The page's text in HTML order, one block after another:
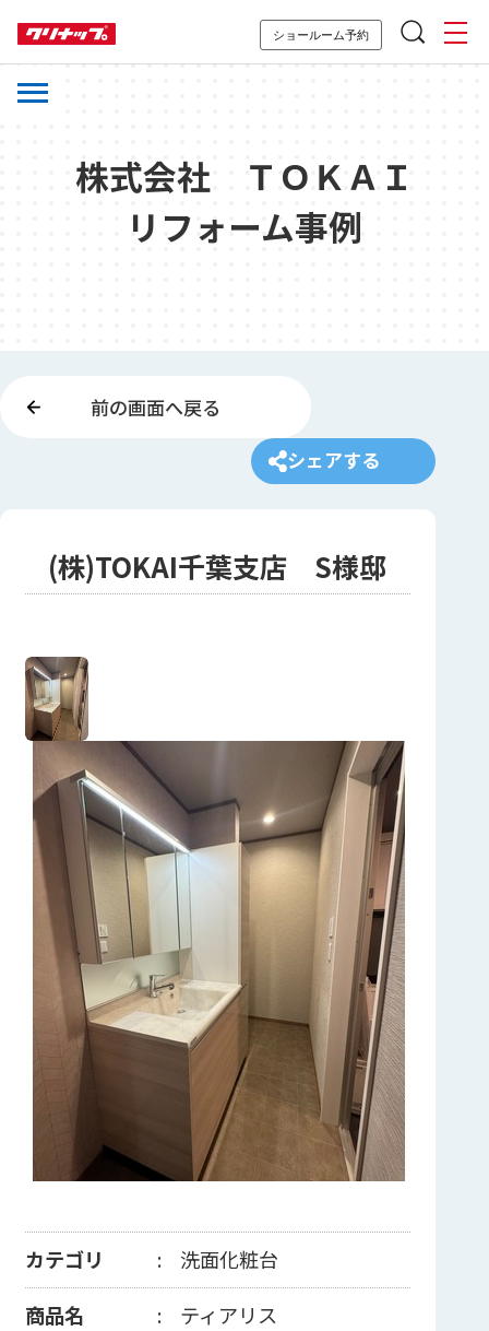
ショールーム予約
株式会社 ＴＯＫＡＩ
リフォーム事例
前の画面へ戻る
シェアする
(株)TOKAI千葉支店 S様邸
カテゴリ
洗面化粧台
商品名
ティアリス